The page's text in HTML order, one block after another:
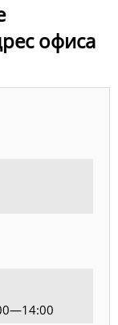
офиса